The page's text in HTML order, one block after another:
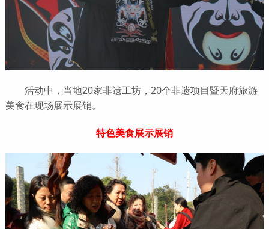
活动中，当地20家非遗工坊，20个非遗项目暨天府旅游
美食在现场展示展销。
特色美食展示展销